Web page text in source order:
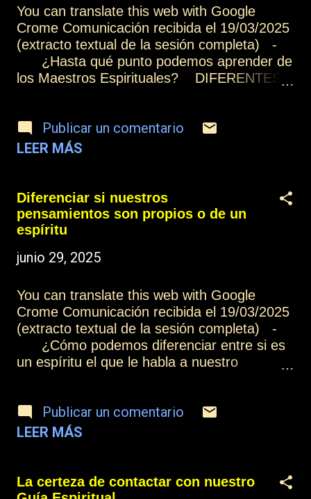
You can translate this web with Google
Crome Comunicación recibida el 19/03/2025
(extracto textual de la sesión completa) -
¿Hasta qué punto podemos aprender de
los Maestros Espirituales? DIFERENTES
tienen más dificultad de aprender, pero
tienen más oportunidades de aprendizaje,
información tienen menos capacidad de
aprendizaje[1], porque hay menos
información nueva que les puede llegar, pero
de mejor modo, porque ya tienen adquirida
personas que han adquirido ya mucha
información tienen menos necesidad de
absorber gran cantidad de aprendizaje,
porque hay menos información nueva que
les puede llegar, pero tienen la posibilidad de
Publicar un comentario
LEER MÁS
Diferenciar si nuestros
pensamientos son propios o de un
espíritu
junio 29, 2025
You can translate this web with Google
Crome Comunicación recibida el 19/03/2025
(extracto textual de la sesión completa) -
¿Cómo podemos diferenciar entre si es
un espíritu el que le habla a nuestro
ADQUIERE Del mismo modo que es
totalmente indiferente si el que se os
llegar también es indiferente si proviene de
vuestro ser interno o de otro espíritu, porque
Publicar un comentario
LEER MÁS
La certeza de contactar con nuestro